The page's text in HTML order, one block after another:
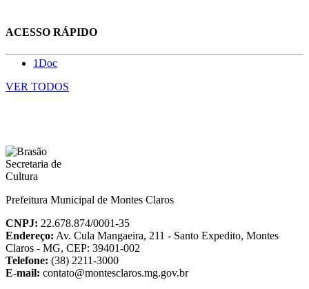
ACESSO RÁPIDO
1Doc
VER TODOS
Prefeitura Municipal de Montes Claros
CNPJ: 22.678.874/0001-35
Endereço: Av. Cula Mangaeira, 211 - Santo Expedito, Montes
Claros - MG, CEP: 39401-002
Telefone: (38) 2211-3000
E-mail: contato@montesclaros.mg.gov.br